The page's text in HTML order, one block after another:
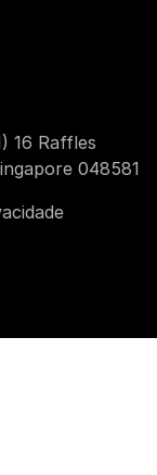
16 Raffles
048581